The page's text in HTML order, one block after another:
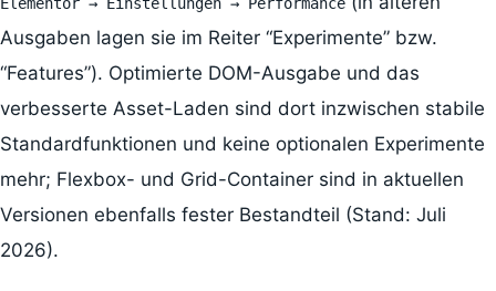
Ausgaben lagen sie im Reiter “Experimente” bzw.
“Features”). Optimierte DOM-Ausgabe und das
verbesserte Asset-Laden sind dort inzwischen stabile
Standardfunktionen und keine optionalen Experimente
mehr; Flexbox- und Grid-Container sind in aktuellen
Versionen ebenfalls fester Bestandteil (Stand: Juli
2026).